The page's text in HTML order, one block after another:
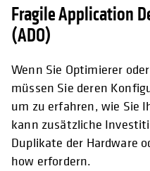
Fragile Application
(ADO)
Wenn Sie Optimierer
müssen Sie deren
um zu erfahren, wie Sie
kann zusätzliche
Duplikate der Hardware
how erfordern.